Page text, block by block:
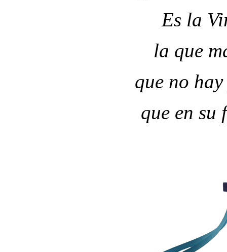
Es la
la que
que no
que en su